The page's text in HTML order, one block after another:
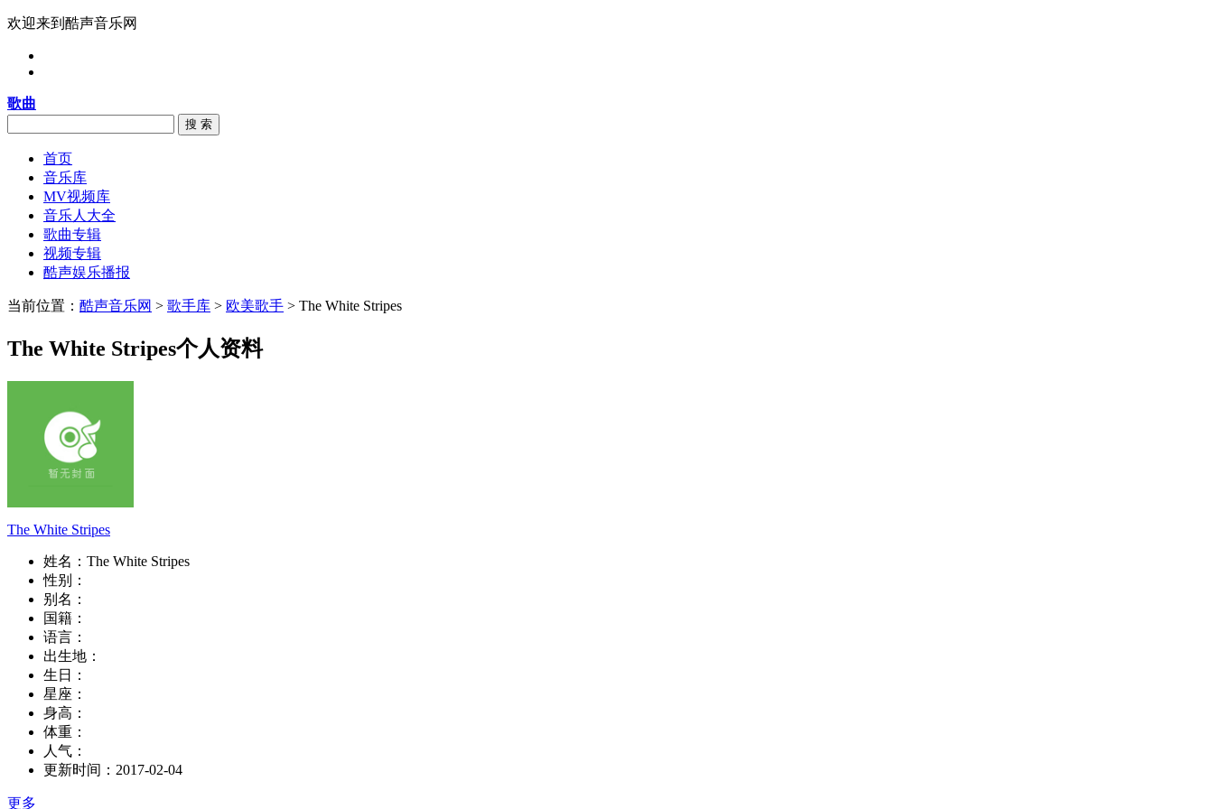
欢迎来到酷声音乐网
歌曲
搜 索
首页
音乐库
MV视频库
音乐人大全
歌曲专辑
视频专辑
酷声娱乐播报
当前位置： 酷声音乐网 > 歌手库 > 欧美歌手 > The White Stripes
The White Stripes个人资料
The White Stripes
姓名： The White Stripes
性别：
别名：
国籍：
语言：
出生地：
生日：
星座：
身高：
体重：
人气：
更新时间： 2017-02-04
更多